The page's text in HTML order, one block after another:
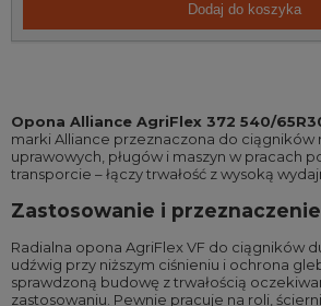
Dodaj do koszyka
Opona Alliance AgriFlex 372 540/
marki Alliance przeznaczona do
uprawowych, pługów i maszyn w pracach
transporcie – łączy trwałość z wysoką
Zastosowanie i przeznaczenie
Radialna opona AgriFlex VF do ciągników
udźwig przy niższym ciśnieniu i ochrona
sprawdzoną budowę z trwałością
zastosowaniu. Pewnie pracuje na roli,